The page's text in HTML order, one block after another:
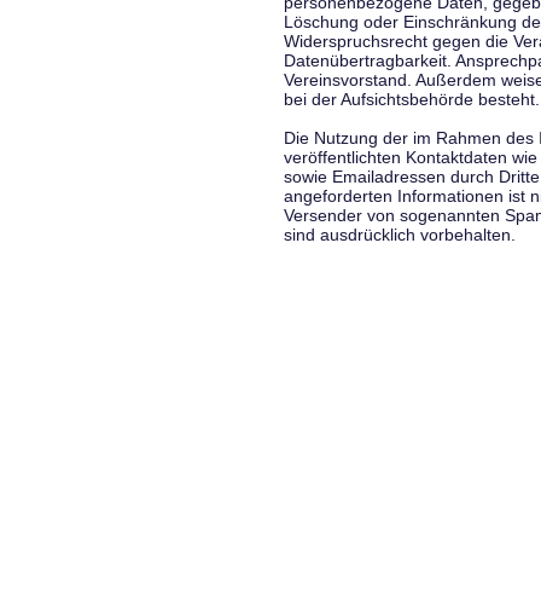
Löschung oder Einschränkung
Widerspruchsrecht gegen die
Datenübertragbarkeit.
Vereinsvorstand. Außerdem
bei der Aufsichtsbehörde besteht.
Die Nutzung der im Rahmen
veröffentlichten Kontaktdaten
sowie Emailadressen durch
angeforderten Informationen ist
Versender von sogenannten
sind ausdrücklich vorbehalten.